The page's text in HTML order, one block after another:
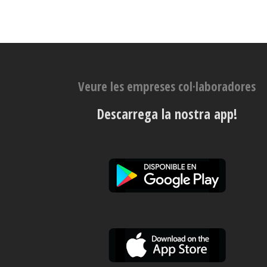
Veure les empreses col·laboradores
Descarrega la nostra app!